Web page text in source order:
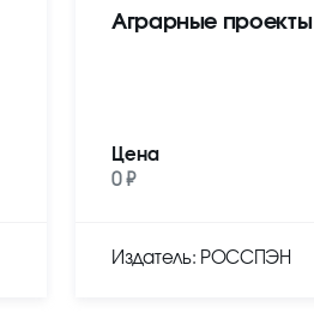
Аграрные проекты
Цена
0 ₽
Издатель: РОССПЭН